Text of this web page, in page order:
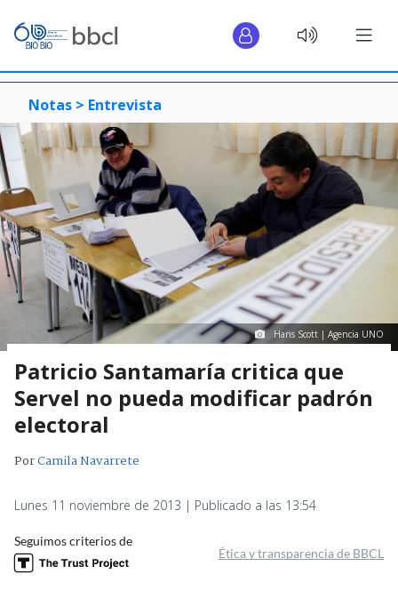
Notas > Entrevista
Hans Scott | Agencia UNO
Patricio Santamaría critica que
Servel no pueda modificar padrón
electoral
PorCamila Navarrete
Lunes 11 noviembre de 2013 | Publicado a las 13:54
Seguimos criterios de
Ética y transparencia de BBCL